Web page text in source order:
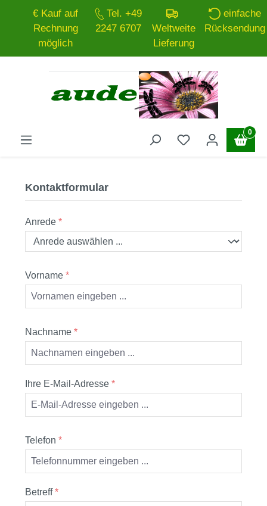
Zum Hauptinhalt springen
€ Kauf auf
Rechnung
möglich
Tel. +49
2247 6707
Weltweite
Lieferung
einfache
Rücksendung
0
Kontaktformular
Anrede *
Vorname *
Nachname *
Ihre E-Mail-Adresse *
Telefon *
Betreff*